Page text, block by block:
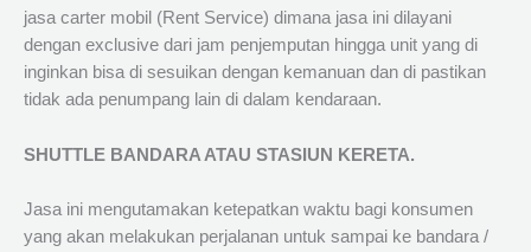
jasa carter mobil (Rent Service) dimana jasa ini dilayani
dengan exclusive dari jam penjemputan hingga unit yang di
inginkan bisa di sesuikan dengan kemanuan dan di pastikan
tidak ada penumpang lain di dalam kendaraan.
SHUTTLE BANDARA ATAU STASIUN KERETA.
Jasa ini mengutamakan ketepatkan waktu bagi konsumen
yang akan melakukan perjalanan untuk sampai ke bandara /